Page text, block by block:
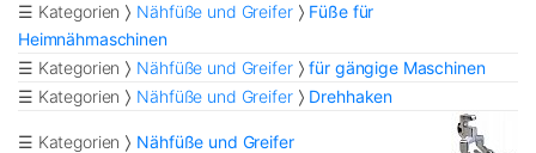
☰ Kategorien
Nähfüße und Greifer
Füße für
Heimnähmaschinen
☰ Kategorien
Nähfüße und Greifer
für gängige Maschinen
☰ Kategorien
Nähfüße und Greifer Drehhaken
☰ Kategorien Nähfüße und Greifer